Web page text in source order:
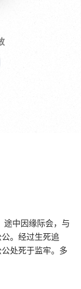
途中因缘际会，与
。经过生死追
处死于监牢。多